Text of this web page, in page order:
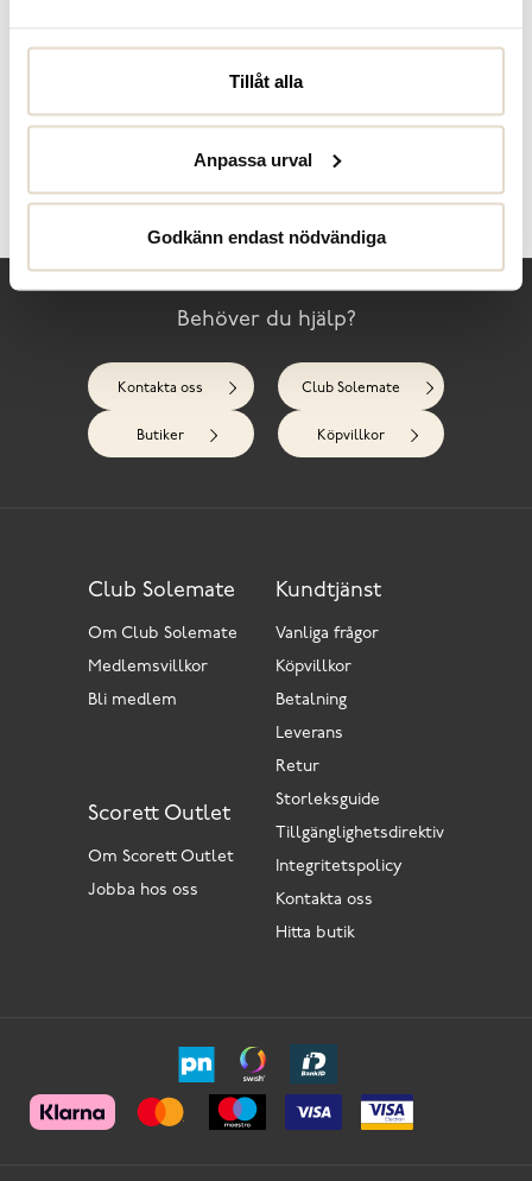
Tillåt alla
Anpassa urval
Godkänn endast nödvändiga
Behöver du hjälp?
Kontakta oss Club Solemate
Butiker Köpvillkor
Kundtjänst
Vanliga frågor
Köpvillkor
Betalning
Leverans
Retur
Storleksguide
Tillgänglighetsdirektiv
Integritetspolicy
Kontakta oss
Hitta butik
Scorett Outlet
Om Scorett Outlet
Jobba hos oss
Club Solemate
Om Club Solemate
Medlemsvillkor
Bli medlem